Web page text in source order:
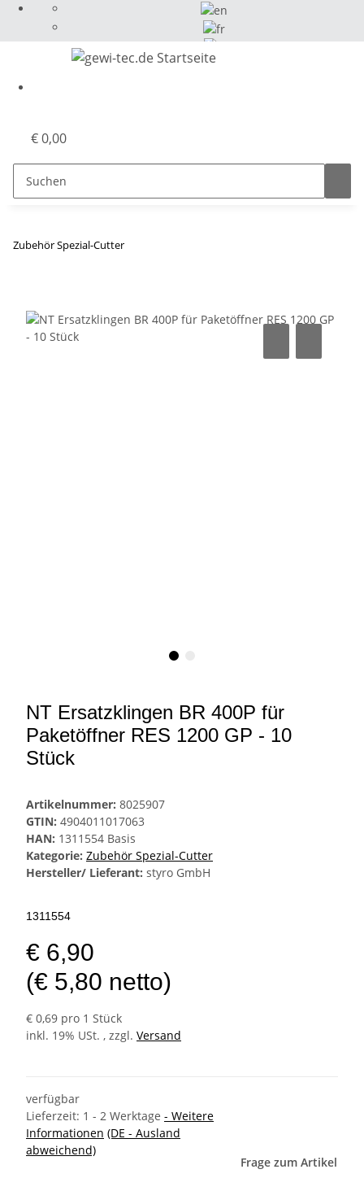
€ 0,00
Zubehör Spezial-Cutter
NT Ersatzklingen BR 400P für
Paketöffner RES 1200 GP - 10
Stück
Artikelnummer: 8025907
GTIN: 4904011017063
HAN: 1311554 Basis
Kategorie: Zubehör Spezial-Cutter
Hersteller/ Lieferant: styro GmbH
1311554
€ 6,90
(€ 5,80 netto)
€ 0,69 pro 1 Stück
inkl. 19% USt. , zzgl. Versand
verfügbar
Lieferzeit: 1 - 2 Werktage - Weitere
Informationen (DE - Ausland
abweichend)
Frage zum Artikel